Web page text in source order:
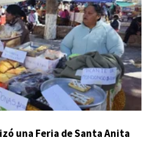
una Feria de Santa Anita